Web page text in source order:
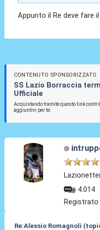
Appunto il Re deve fare il
CONTENUTO SPONSORIZZATO
SS Lazio Borraccia
Ufficiale
Acquistando tramite questo link
aggiuntivi per te.
4.014
Registrato
Re:Alessio Romagnoli